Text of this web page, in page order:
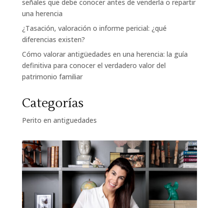
señales que debe conocer antes de venderla o repartir
una herencia
¿Tasación, valoración o informe pericial: ¿qué
diferencias existen?
Cómo valorar antigüedades en una herencia: la guía
definitiva para conocer el verdadero valor del
patrimonio familiar
Categorías
Perito en antiguedades